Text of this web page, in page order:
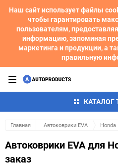
Наш сайт использует файлы
чтобы гарантировать
пользователям,
информацию, запоминая
маркетинга и продукции, а
правильную
КАТАЛОГ
Главная Автоковрики EVA Honda
Автоковрики EVA для
заказ